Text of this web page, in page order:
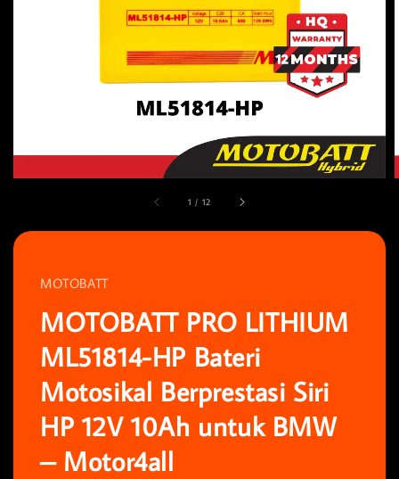
1 / 12
MOTOBATT
MOTOBATT PRO LITHIUM
ML51814-HP Bateri
Motosikal Berprestasi Siri
HP 12V 10Ah untuk BMW
– Motor4all